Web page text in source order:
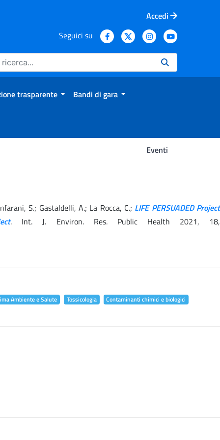
Accedi
Seguici su
trasparente Bandi di gara
Eventi
S.; Gastaldelli, A.; La Rocca, C.; LIFE PERSUADED Project
. Int. J. Environ. Res. Public Health 2021, 18,
Ambiente e Salute Tossicologia Contaminanti chimici e biologici